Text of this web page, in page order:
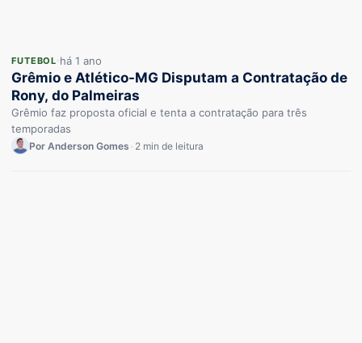
FUTEBOL há 1 ano
Grêmio e Atlético-MG Disputam a Contratação de
Rony, do Palmeiras
Grêmio faz proposta oficial e tenta a contratação para três
temporadas
Por Anderson Gomes 2 min de leitura